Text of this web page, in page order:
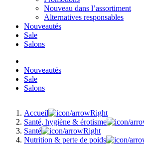
Nouveau dans l’assortiment
Alternatives responsables
Nouveautés
Sale
Salons
Nouveautés
Sale
Salons
Accueil
Santé, hygiène & érotisme
Santé
Nutrition & perte de poids